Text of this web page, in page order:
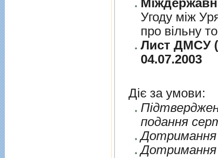
Угоду між
про вільну
Лист ДМСУ
04.07.2003
Діє за умови:
подання
Дотримання
Дотримання